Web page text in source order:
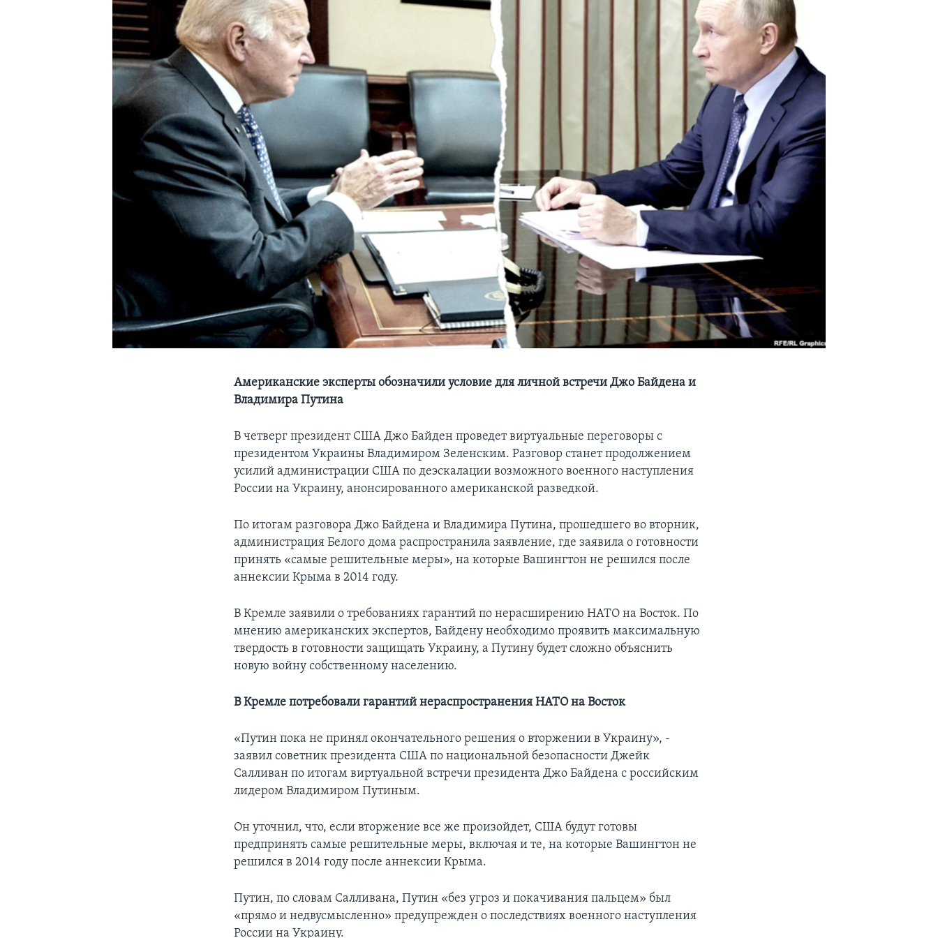
Американские эксперты обозначили условие для личной встречи Джо Байдена и
Владимира Путина
В четверг президент США Джо Байден проведет виртуальные переговоры с
президентом Украины Владимиром Зеленским. Разговор станет продолжением
усилий администрации США по деэскалации возможного военного наступления
России на Украину, анонсированного американской разведкой.
По итогам разговора Джо Байдена и Владимира Путина, прошедшего во вторник,
администрация Белого дома распространила заявление, где заявила о готовности
принять «самые решительные меры», на которые Вашингтон не решился после
аннексии Крыма в 2014 году.
В Кремле заявили о требованиях гарантий по нерасширению НАТО на Восток. По
мнению американских экспертов, Байдену необходимо проявить максимальную
твердость в готовности защищать Украину, а Путину будет сложно объяснить
новую войну собственному населению.
В Кремле потребовали гарантий нераспространения НАТО на Восток
«Путин пока не принял окончательного решения о вторжении в Украину», -
заявил советник президента США по национальной безопасности Джейк
Салливан по итогам виртуальной встречи президента Джо Байдена с российским
лидером Владимиром Путиным.
Он уточнил, что, если вторжение все же произойдет, США будут готовы
предпринять самые решительные меры, включая и те, на которые Вашингтон не
решился в 2014 году после аннексии Крыма.
Путин, по словам Салливана, Путин «без угроз и покачивания пальцем» был
«прямо и недвусмысленно» предупрежден о последствиях военного наступления
России на Украину.